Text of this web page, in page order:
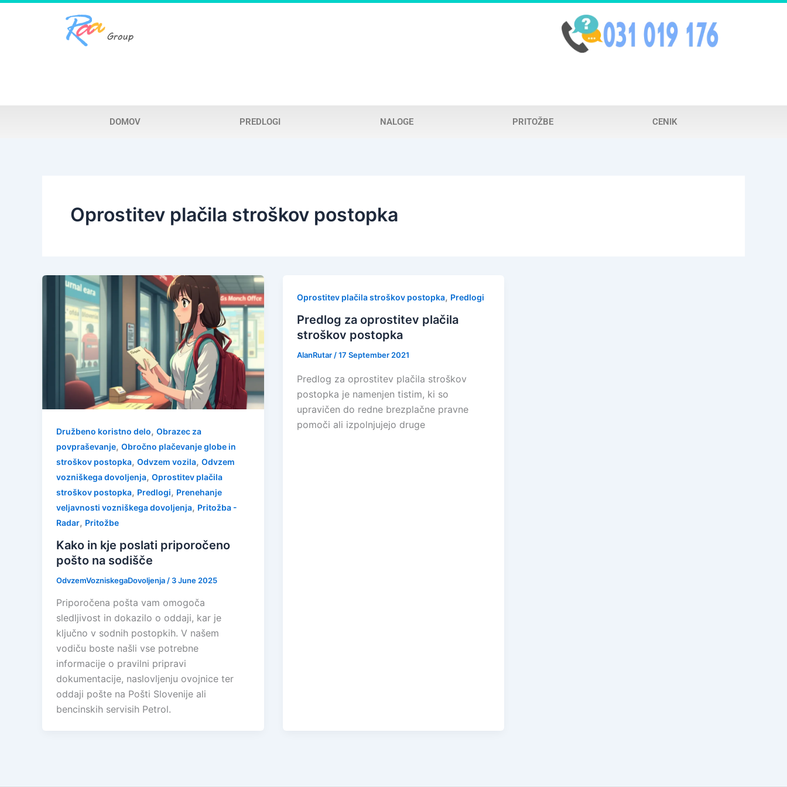
DOMOV PREDLOGI NALOGE PRITOŽBE CENIK
Oprostitev plačila stroškov postopka
Družbeno koristno delo, Obrazec za
povpraševanje, Obročno plačevanje globe in
stroškov postopka, Odvzem vozila, Odvzem
vozniškega dovoljenja, Oprostitev plačila
stroškov postopka, Predlogi, Prenehanje
veljavnosti vozniškega dovoljenja, Pritožba -
Radar, Pritožbe
Kako in kje poslati priporočeno
pošto na sodišče
OdvzemVozniskegaDovoljenja / 3 June 2025
Priporočena pošta vam omogoča
sledljivost in dokazilo o oddaji, kar je
ključno v sodnih postopkih. V našem
vodiču boste našli vse potrebne
informacije o pravilni pripravi
dokumentacije, naslovljenju ovojnice ter
oddaji pošte na Pošti Slovenije ali
bencinskih servisih Petrol.
Oprostitev plačila stroškov postopka, Predlogi
Predlog za oprostitev plačila
stroškov postopka
AlanRutar /17 September 2021
Predlog za oprostitev plačila stroškov
postopka je namenjen tistim, ki so
upravičen do redne brezplačne pravne
pomoči ali izpolnjujejo druge